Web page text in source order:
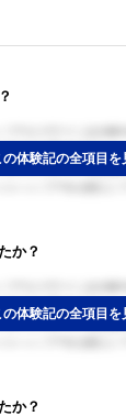
か？
か？